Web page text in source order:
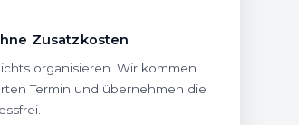
Zusatzkosten
organisieren. Wir kommen
Termin und übernehmen die